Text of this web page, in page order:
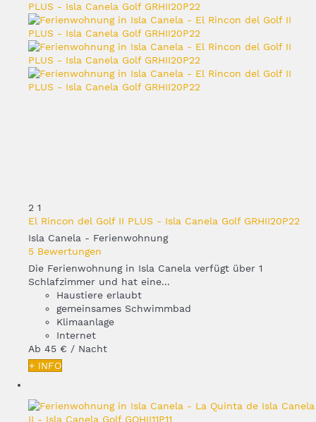
2 1
El Rincon del Golf II PLUS - Isla Canela Golf GRHII20P22
Isla Canela - Ferienwohnung
5 Bewertungen
Die Ferienwohnung in Isla Canela verfügt über 1
Schlafzimmer und hat eine...
Haustiere erlaubt
gemeinsames Schwimmbad
Klimaanlage
Internet
Ab 45 € / Nacht
+ INFO